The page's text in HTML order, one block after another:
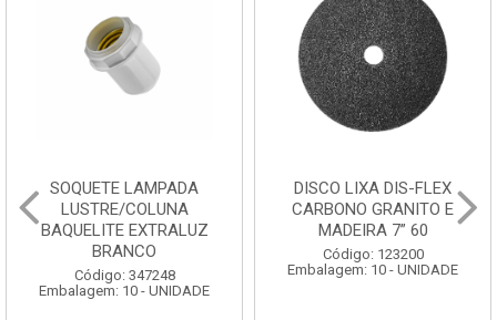
SOQUETE LAMPADA
LUSTRE/COLUNA
BAQUELITE EXTRALUZ
BRANCO
Código: 347248
Embalagem: 10 - UNIDADE
DISCO LIXA DIS-FLEX
CARBONO GRANITO E
MADEIRA 7” 60
Código: 123200
Embalagem: 10 - UNIDADE